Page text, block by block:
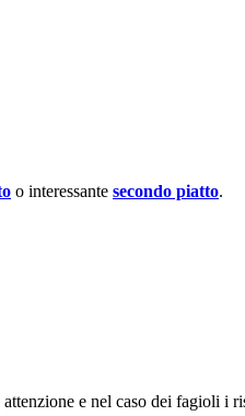
o interessante secondo piatto.
e nel caso dei fagioli i